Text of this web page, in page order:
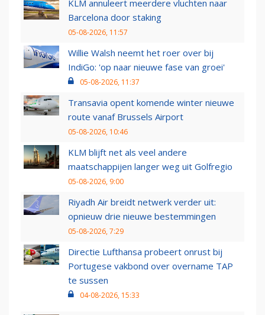
KLM annuleert meerdere vluchten naar
Barcelona door staking
05-08-2026, 11:57
Willie Walsh neemt het roer over bij
IndiGo: 'op naar nieuwe fase van groei'
05-08-2026, 11:37
Transavia opent komende winter nieuwe
route vanaf Brussels Airport
05-08-2026, 10:46
KLM blijft net als veel andere
maatschappijen langer weg uit Golfregio
05-08-2026, 9:00
Riyadh Air breidt netwerk verder uit:
opnieuw drie nieuwe bestemmingen
05-08-2026, 7:29
Directie Lufthansa probeert onrust bij
Portugese vakbond over overname TAP
te sussen
04-08-2026, 15:33